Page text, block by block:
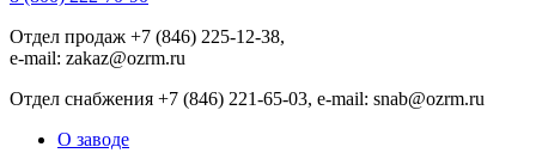
Отдел продаж +7 (846) 225-12-38,
e-mail: zakaz@ozrm.ru
Отдел снабжения +7 (846) 221-65-03, e-mail: snab@ozrm.ru
О заводе